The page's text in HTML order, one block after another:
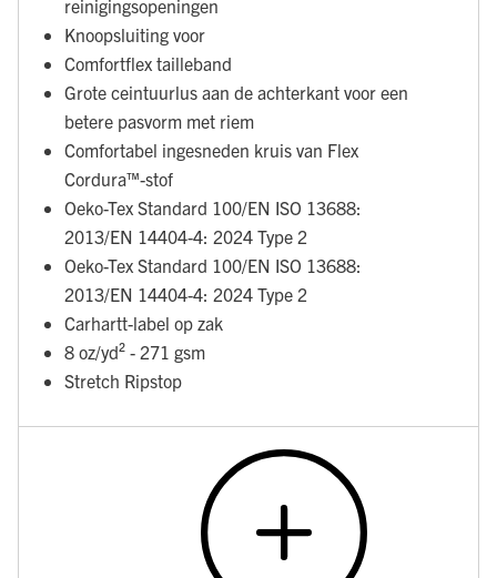
reinigingsopeningen
Knoopsluiting voor
Comfortflex tailleband
Grote ceintuurlus aan de achterkant voor een
betere pasvorm met riem
Comfortabel ingesneden kruis van Flex
Cordura™-stof
Oeko-Tex Standard 100/EN ISO 13688:
2013/EN 14404-4: 2024 Type 2
Oeko-Tex Standard 100/EN ISO 13688:
2013/EN 14404-4: 2024 Type 2
Carhartt-label op zak
8 oz/yd² - 271 gsm
Stretch Ripstop